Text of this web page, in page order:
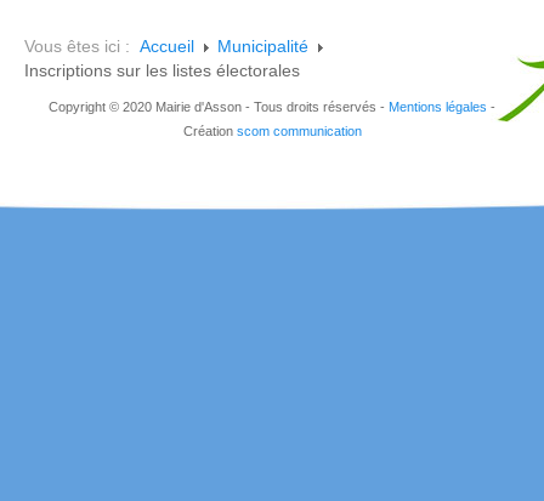
Vous êtes ici : Accueil
Municipalité
Inscriptions sur les listes électorales
Copyright © 2020 Mairie d'Asson - Tous droits réservés - Mentions légales -
Création scom communication